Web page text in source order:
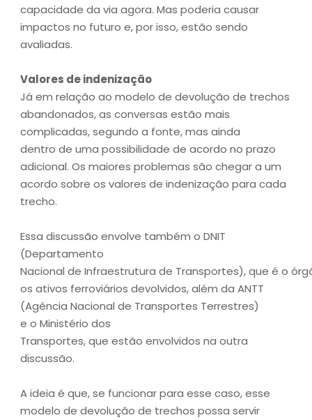
capacidade da via agora. Mas poderia causar
impactos no futuro e, por isso, estão sendo
avaliadas.
Valores de indenização
Já em relação ao modelo de devolução de trechos
abandonados, as conversas estão mais
complicadas, segundo a fonte, mas ainda
dentro de uma possibilidade de acordo no prazo
adicional. Os maiores problemas são chegar a um
acordo sobre os valores de indenização para cada
trecho.
Essa discussão envolve também o DNIT
(Departamento
Nacional de Infraestrutura de Transportes), que é o
os ativos ferroviários devolvidos, além da ANTT
(Agência Nacional de Transportes Terrestres)
e o Ministério dos
Transportes, que estão envolvidos na outra
discussão.
A ideia é que, se funcionar para esse caso, esse
modelo de devolução de trechos possa servir